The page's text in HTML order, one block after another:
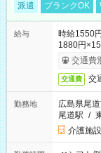
派遣 ブランクOK
給与
時給1550
1880円
交通費
交通費 交
勤務地
広島県尾
尾道駅 /
介護施